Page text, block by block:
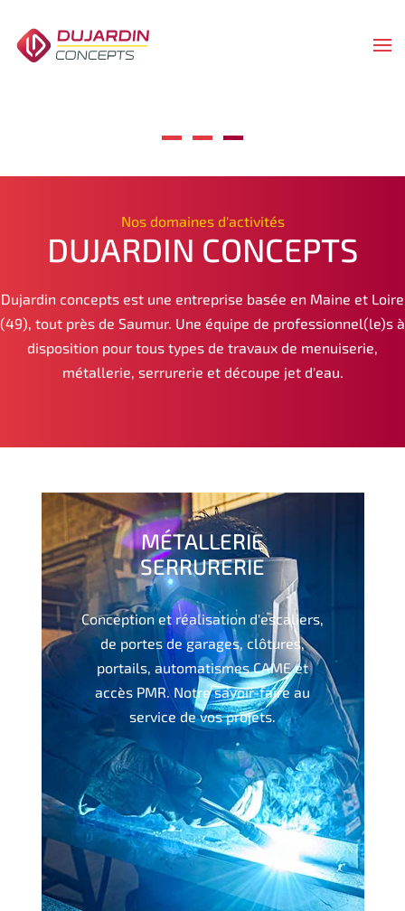
Skip
Nos domaines d'activités
DUJARDIN CONCEPTS
Dujardin concepts est une entreprise basée en Maine et Loire
(49), tout près de Saumur. Une équipe de professionnel(le)s à
disposition pour tous types de travaux de menuiserie,
métallerie, serrurerie et découpe jet d'eau.
MÉTALLERIE
SERRURERIE
Conception et réalisation d'escaliers,
de portes de garages, clôtures,
portails, automatismes CAME et
accès PMR. Notre savoir-faire au
service de vos projets.